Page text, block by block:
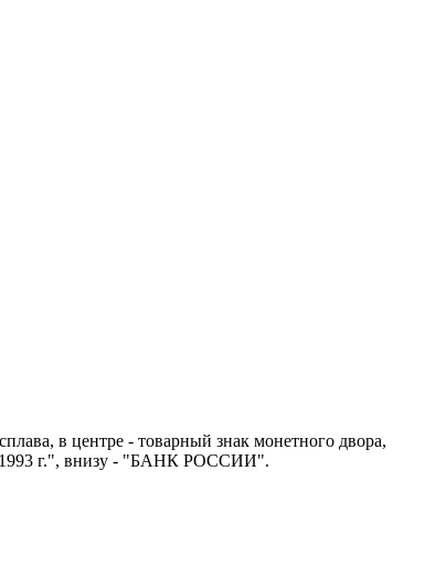
в центре - товарный знак монетного двора,
1993 г.", внизу - "БАНК РОССИИ".